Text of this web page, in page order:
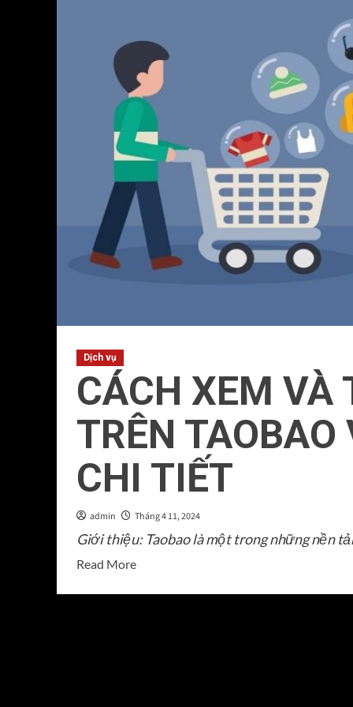
Dịch vụ
CÁCH XEM VÀ
TRÊN
CHI TIẾT
admin Tháng 4 11, 2024
Giới thiệu: Taobao là một trong những nền
Read MoreRead